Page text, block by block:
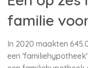
familie
In 2020 maakten
een